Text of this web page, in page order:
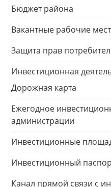
Бюджет района
Вакантные рабочие
Защита прав
Инвестиционная
Дорожная карта
Ежегодное
администрации
Инвестиционные
Инвестиционный
Канал прямой связи с